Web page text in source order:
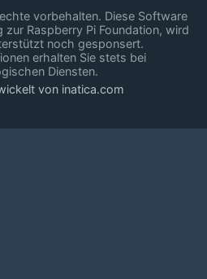
vorbehalten. Diese Software
zur Raspberry Pi Foundation, wird
noch gesponsert.
erhalten Sie stets bei
Diensten.
von inatica.com